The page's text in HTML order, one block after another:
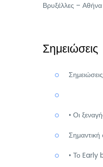
Βρυξέλλες –
Σημειώσεις
• Οι
• Το Early